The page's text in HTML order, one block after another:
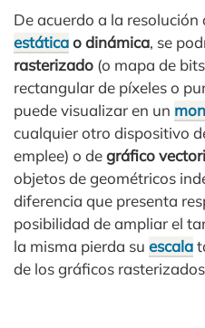
De acuerdo a la
estáticao dinámica, se
rasterizado (o mapa de
rectangular de píxeles o
puede visualizar en un
cualquier otro dispositivo
emplee) o degráfico
objetos de geométricos
diferencia que presenta
posibilidad de ampliar el
la misma pierda su escala
de los gráficos